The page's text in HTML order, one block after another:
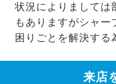
状況によりましては
もありますがシャー
困りごとを解決する
来店